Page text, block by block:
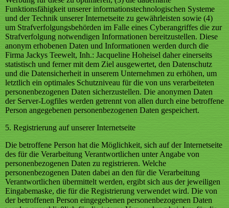
Funktionsfähigkeit unserer informationstechnologischen Systeme
und der Technik unserer Internetseite zu gewährleisten sowie (4)
um Strafverfolgungsbehörden im Falle eines Cyberangriffes die zur
Strafverfolgung notwendigen Informationen bereitzustellen. Diese
anonym erhobenen Daten und Informationen werden durch die
Firma Jackys Teewelt, Inh.: Jacqueline Hoheisel daher einerseits
statistisch und ferner mit dem Ziel ausgewertet, den Datenschutz
und die Datensicherheit in unserem Unternehmen zu erhöhen, um
letztlich ein optimales Schutzniveau für die von uns verarbeiteten
personenbezogenen Daten sicherzustellen. Die anonymen Daten
der Server-Logfiles werden getrennt von allen durch eine betroffene
Person angegebenen personenbezogenen Daten gespeichert.
5. Registrierung auf unserer Internetseite
Die betroffene Person hat die Möglichkeit, sich auf der Internetseite
des für die Verarbeitung Verantwortlichen unter Angabe von
personenbezogenen Daten zu registrieren. Welche
personenbezogenen Daten dabei an den für die Verarbeitung
Verantwortlichen übermittelt werden, ergibt sich aus der jeweiligen
Eingabemaske, die für die Registrierung verwendet wird. Die von
der betroffenen Person eingegebenen personenbezogenen Daten